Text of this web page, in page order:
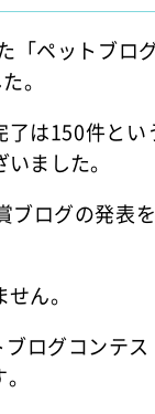
「ペットブロ
。
は150件と
ました。
ブログの発表
ん。
ログコンテ